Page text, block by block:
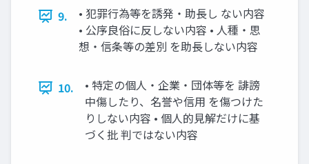
9.
• 犯罪行為等を誘発・助長し ない内容
• 公序良俗に反しない内容 • 人種・思
想・信条等の差別 を助長しない内容
10.
• 特定の個人・企業・団体等を 誹謗
中傷したり、名誉や信用 を傷つけた
りしない内容 • 個人的見解だけに基
づく批 判ではない内容